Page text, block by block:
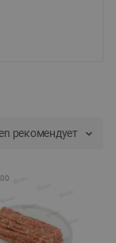
рекомендует